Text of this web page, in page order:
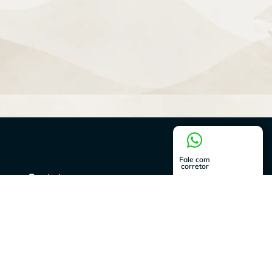
Fale com
corretor
Contato